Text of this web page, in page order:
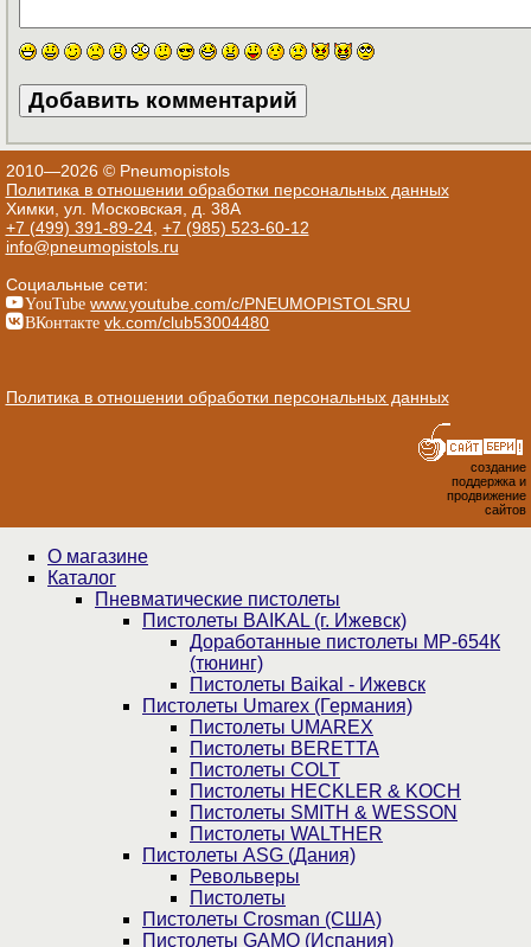
2010—2026 © Pneumopistols
Политика в отношении обработки персональных данных
Химки, ул. Московская, д. 38А
+7 (499) 391-89-24, +7 (985) 523-60-12
info@pneumopistols.ru
Социальные сети:
YouTube www.youtube.com/c/PNEUMOPISTOLSRU
ВКонтакте vk.com/club53004480
Политика в отношении обработки персональных данных
создание
поддержка и
продвижение
сайтов
О магазине
Каталог
Пнев­ма­ти­чес­кие пистолеты
Пистолеты BAIKAL (г. Ижевск)
Доработанные пистолеты МР-654К
(тюнинг)
Пистолеты Baikal - Ижевск
Пистолеты Umarex (Германия)
Пистолеты UMAREX
Пистолеты BERETTA
Пистолеты COLT
Пистолеты HECKLER & KOCH
Пистолеты SMITH & WESSON
Пистолеты WALTHER
Пистолеты ASG (Дания)
Револьверы
Пистолеты
Пистолеты Crosman (США)
Пистолеты GAMO (Испания)